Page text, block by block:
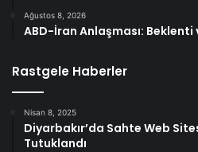
Ağustos 8, 2026
ABD-İran Anlaşması: Beklenti
Rastgele Haberler
Nisan 8, 2025
Diyarbakır’da Sahte Web
Tutuklandı